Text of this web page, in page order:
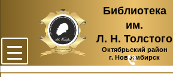
Библиотека
им.
Л. Н. Толстого
Октябрьский район
г. Новосибирск